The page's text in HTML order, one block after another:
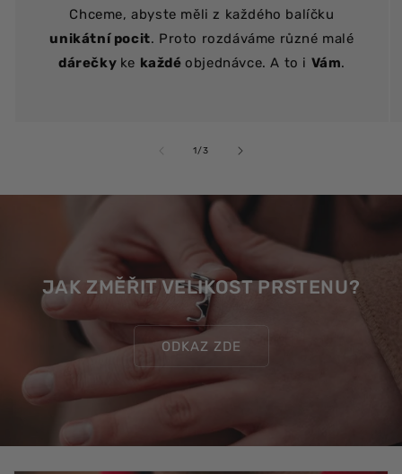
Chceme, abyste měli z každého balíčku
unikátní pocit. Proto rozdáváme různé malé
dárečky ke každé objednávce. A to i Vám.
1/z3
JAK ZMĚŘIT VELIKOST PRSTENU?
ODKAZ ZDE